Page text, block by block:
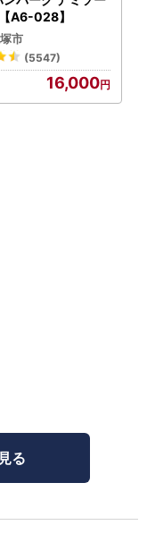
。 年度内に何度
応じたお礼の品を
す。
づき、平成29年8
対しては、返礼
さい。
てからのキャン
受付及び入金に係
れ以外の目的で使
込者情報」及び
る「おもてなし山
ださい
載されていること
から割り引きして
A6-028】
市
(5547)
16,000
る